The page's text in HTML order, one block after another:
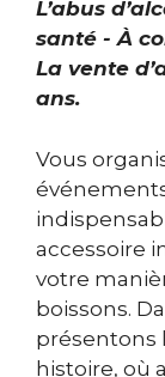
L’abus
santé - À
La vente
ans.
Vous
accessoire
votre
boissons.
présentons
histoire, où